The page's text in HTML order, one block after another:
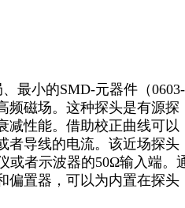
最小的SMD-元器件（0603-
频磁场。这种探头是有源探
减性能。借助校正曲线可以
者导线的电流。该近场探头
或者示波器的50Ω输入端。
偏置器，可以为内置在探头